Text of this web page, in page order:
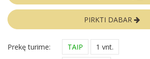
PIRKTI DABAR
Prekę turime: TAIP
1 vnt.